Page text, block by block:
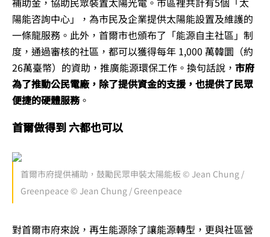
陽能咨詢中心」，為市民及企業提供太陽能設置及維護的
一條龍服務。此外，首爾市也頒布了「能源自主社區」制
度，通過審核的社區，都可以獲得每年 1,000 萬韓圜（約
26萬臺幣）的資助，推廣能源環保工作。換句話說， 市府
為了推動公民電廠，除了提供資金的支援，也提供了民眾
便捷的硬體服務。
首爾做得到 六都也可以
首爾市府提供補助，鼓勵民眾申裝太陽能板 © Jean Chung /
Greenpeace © Jean Chung / Greenpeace
對首爾市府來說，再生能源除了讓能源轉型，更與社區營